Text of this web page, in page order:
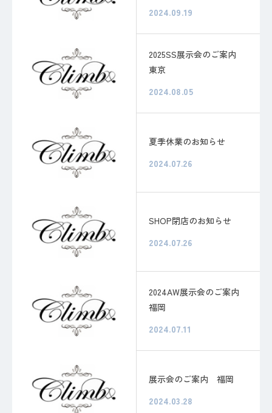
2024.09.19
2025SS展示会のご案内
東京
2024.08.05
夏季休業のお知らせ
2024.07.26
SHOP閉店のお知らせ
2024.07.26
2024AW展示会のご案内
福岡
2024.07.11
展示会のご案内 福岡
2024.03.28